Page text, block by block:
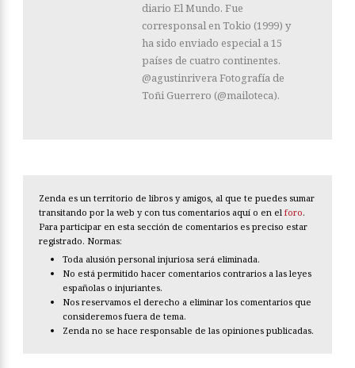
diario El Mundo. Fue
corresponsal en Tokio (1999) y
ha sido enviado especial a 15
países de cuatro continentes.
@agustinrivera Fotografía de
Toñi Guerrero (@mailoteca).
Zenda es un territorio de libros y amigos, al que te puedes sumar
transitando por la web y con tus comentarios aquí o en el foro.
Para participar en esta sección de comentarios es preciso estar
registrado. Normas:
Toda alusión personal injuriosa será eliminada.
No está permitido hacer comentarios contrarios a las leyes
españolas o injuriantes.
Nos reservamos el derecho a eliminar los comentarios que
consideremos fuera de tema.
Zenda no se hace responsable de las opiniones publicadas.